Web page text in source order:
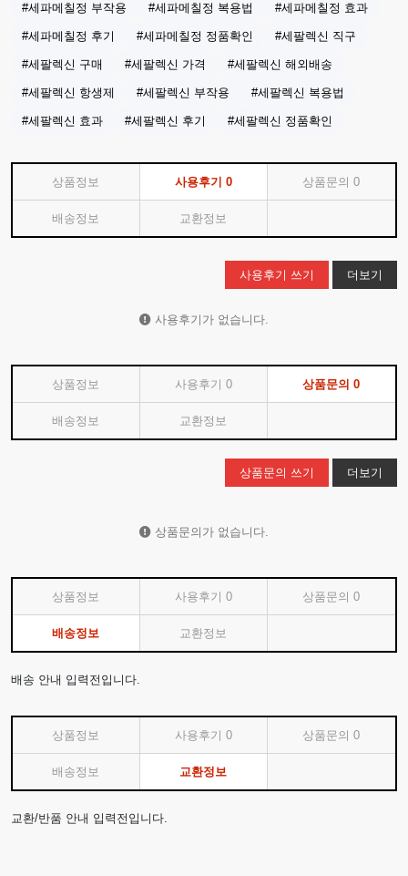
#세파메칠정 부작용 #세파메칠정 복용법 #세파메칠정 효과
#세파메칠정 후기 #세파메칠정 정품확인 #세팔렉신 직구
#세팔렉신 구매 #세팔렉신 가격 #세팔렉신 해외배송
#세팔렉신 항생제 #세팔렉신 부작용 #세팔렉신 복용법
#세팔렉신 효과 #세팔렉신 후기 #세팔렉신 정품확인
상품정보 사용후기 0 상품문의0
배송정보 교환정보
사용후기 쓰기 더보기
사용후기가 없습니다.
상품정보 사용후기 0 상품문의0
배송정보 교환정보
상품문의 쓰기 더보기
상품문의가 없습니다.
상품정보 사용후기 0 상품문의0
배송정보 교환정보
배송 안내 입력전입니다.
상품정보 사용후기 0 상품문의0
배송정보 교환정보
교환/반품 안내 입력전입니다.